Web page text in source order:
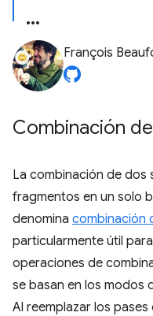
François
Combinación
La combinación de dos
fragmentos en un solo
denomina combinación
particularmente útil
operaciones de
se basan en los modos
Al reemplazar los